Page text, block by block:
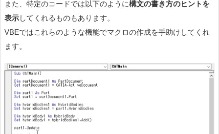
また、特定のコードでは以下のように構文の書き方のヒントを
表示してくれるものもあります。
VBEではこれらのような機能でマクロの作成を手助けしてくれ
ます。